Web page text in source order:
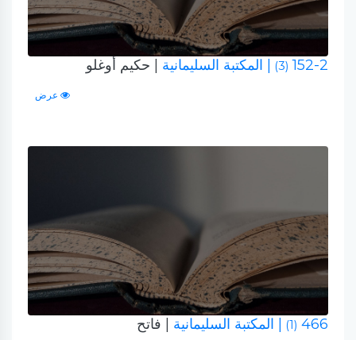
152-2
(3) | المكتبة السليمانية | حكيم أوغلو
عرض
466
(1) | المكتبة السليمانية | فاتح